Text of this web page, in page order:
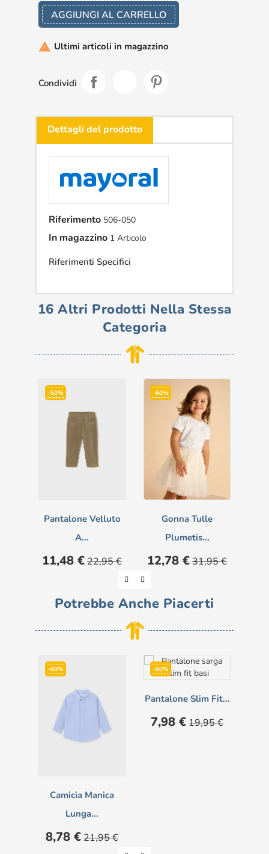
AGGIUNGI AL CARRELLO
 Ultimi articoli in magazzino
Condividi
Dettagli del prodotto
Riferimento 506-050
In magazzino 1 Articolo
Riferimenti Specifici
16 Altri Prodotti Nella Stessa
Categoria
-50%
Pantalone Velluto
A...
Prezzo
11,48 € Prezzo
base
22,95 €
-60%
Gonna Tulle
Plumetis...
Prezzo
12,78 € Prezzo
base
31,95 €
Potrebbe Anche Piacerti
-60%
Camicia Manica
Lunga...
Prezzo
8,78 € Prezzo
base
21,95 €
-60%
Pantalone Slim Fit...
Prezzo
7,98 € Prezzo
base
19,95 €